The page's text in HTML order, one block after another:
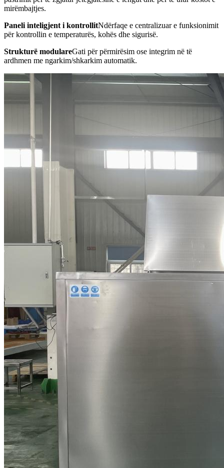
mirëmbajtjes.
Paneli inteligjent i kontrollitNdërfaqe e centralizuar e funksionimit
për kontrollin e temperaturës, kohës dhe sigurisë.
Strukturë modulareGati për përmirësim ose integrim në të
ardhmen me ngarkim/shkarkim automatik.